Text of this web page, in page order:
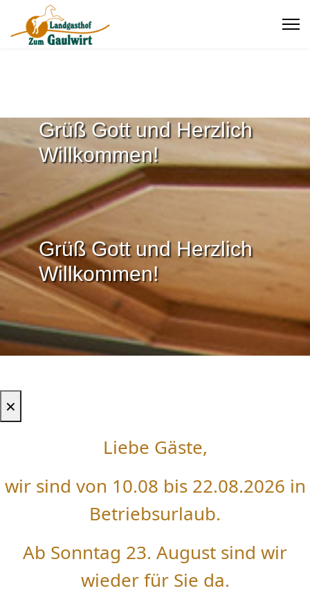
Grüß Gott und Herzlich
Willkommen!
Grüß Gott und Herzlich
Willkommen!
×
Liebe Gäste,
wir sind von 10.08 bis 22.08.2026 in
Betriebsurlaub.
Ab Sonntag 23. August sind wir
wieder für Sie da.